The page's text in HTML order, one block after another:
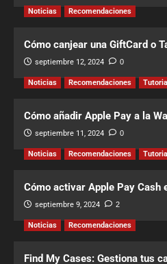
Noticias Recomendaciones
Cómo canjear una GiftCard o
septiembre 12, 2024 0
Noticias Recomendaciones
Cómo añadir Apple Pay a la
septiembre 11, 2024 0
Noticias Recomendaciones
Cómo activar Apple Pay Cash
septiembre 9, 2024 2
Noticias Recomendaciones
Find My Cases: Gestiona tus